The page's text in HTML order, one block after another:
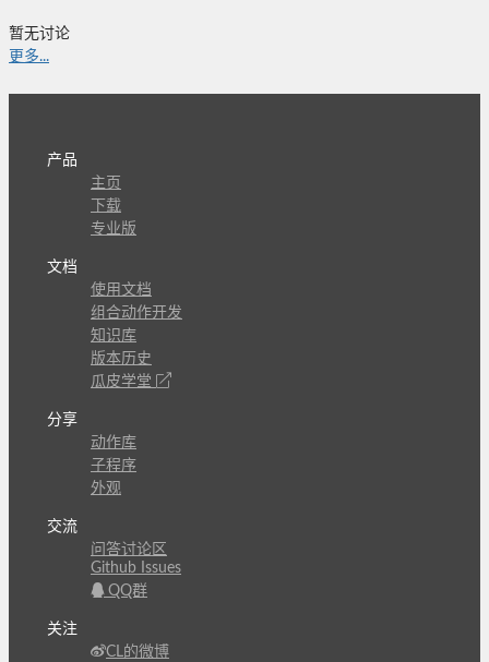
暂无讨论
更多...
产品
主页
下载
专业版
文档
使用文档
组合动作开发
知识库
版本历史
瓜皮学堂
分享
动作库
子程序
外观
交流
问答讨论区
Github Issues
QQ群
关注
CL的微博